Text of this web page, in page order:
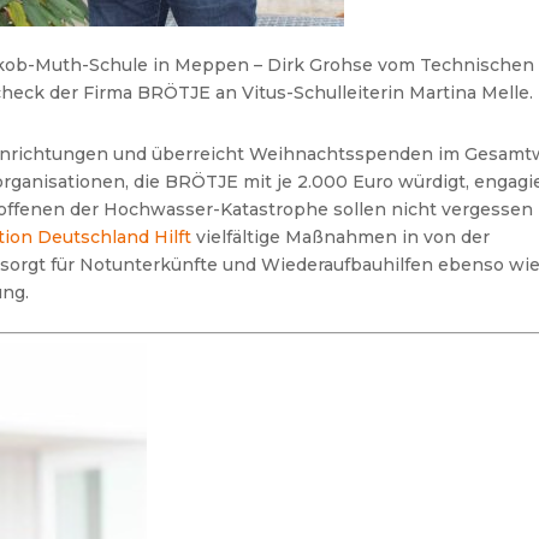
Muth-Schule in Meppen – Dirk Grohse vom Technischen
der Firma BRÖTJE an Vitus-Schulleiterin Martina Melle.
und überreicht Weihnachtsspenden im
die BRÖTJE mit je 2.000 Euro würdigt,
der Hochwasser-Katastrophe sollen nicht vergessen
Deutschland Hilft vielfältige Maßnahmen in von der
für Notunterkünfte und Wiederaufbauhilfen ebenso